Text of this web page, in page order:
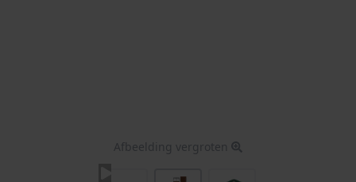
Afbeelding vergroten